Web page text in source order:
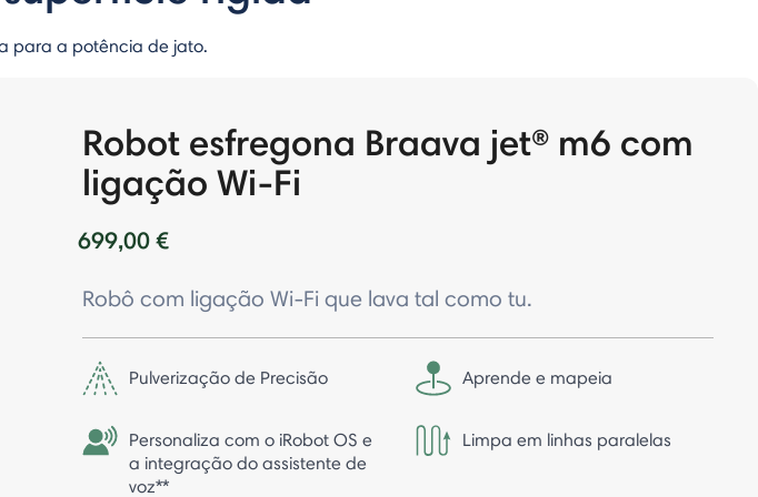
para a potência de jato.
Robot esfregona Braava jet® m6 com
ligação Wi-Fi
699,00 €
Robô com ligação Wi-Fi que lava tal como tu.
Pulverização de Precisão Aprende e mapeia
Personaliza com o iRobot OS e
a integração do assistente de
voz**
Limpa em linhas paralelas